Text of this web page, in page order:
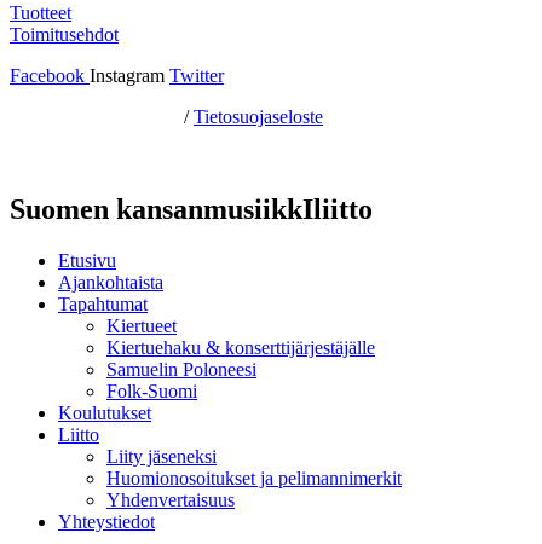
Tuotteet
Toimitusehdot
Facebook Instagram Twitter
/Tietosuojaseloste
Suomen kansanmusiikkIliitto
Etusivu
Ajankohtaista
Tapahtumat
Kiertueet
Kiertuehaku & konserttijärjestäjälle
Samuelin Poloneesi
Folk-Suomi
Koulutukset
Liitto
Liity jäseneksi
Huomionosoitukset ja pelimannimerkit
Yhdenvertaisuus
Yhteystiedot